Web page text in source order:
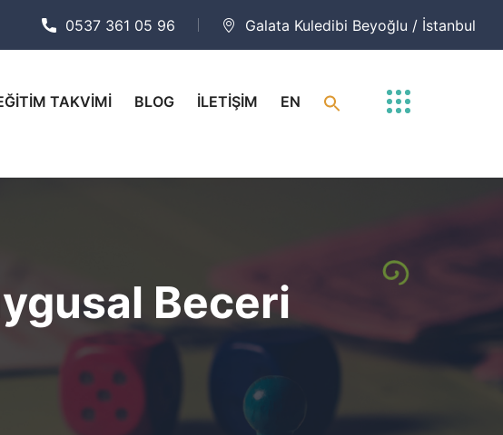
0537 361 05 96 Galata Kuledibi Beyoğlu / İstanbul
TAKVİMİ BLOG İLETİŞİM EN
Beceri